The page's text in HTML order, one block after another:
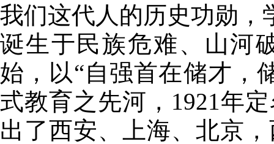
我们这代人的历史功勋，
诞生于民族危难、山河
始，以“自强首在储才，
式教育之先河，1921年
出了西安、上海、北京